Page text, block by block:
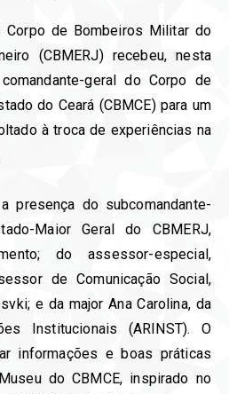
Corpo de Bombeiros Militar do
(CBMERJ) recebeu, nesta
geral do Corpo de
do Ceará (CBMCE) para um
à troca de experiências na
presença do subcomandante-
Maior Geral do CBMERJ,
do assessor-especial,
de Comunicação Social,
e da major Ana Carolina, da
Institucionais (ARINST). O
informações e boas práticas
do CBMCE, inspirado no